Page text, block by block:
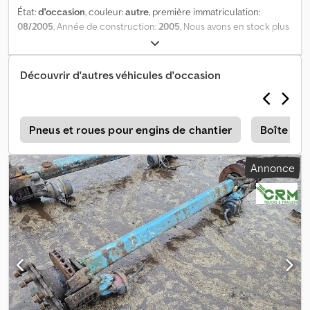
État:d'occasion, couleur:autre, première immatriculation:
08/2005, Année de construction:2005, Nous avons en stock plus
de 100 essieux. N'hésitez pas à nous contacter si vous ne trouvez
pas ce que vous cherchez. = Pour plus d'informations = Dedpfx
Ahezruggoyekr Numéro de série : 044410068
Découvrir d'autres véhicules d'occasion
Pneus et roues pour engins de chantier Boîte de
Annonce